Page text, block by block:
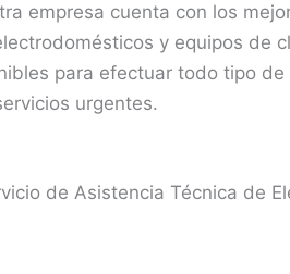
empresa cuenta con los
y equipos de
para efectuar todo tipo
urgentes.
de Asistencia Técnica de